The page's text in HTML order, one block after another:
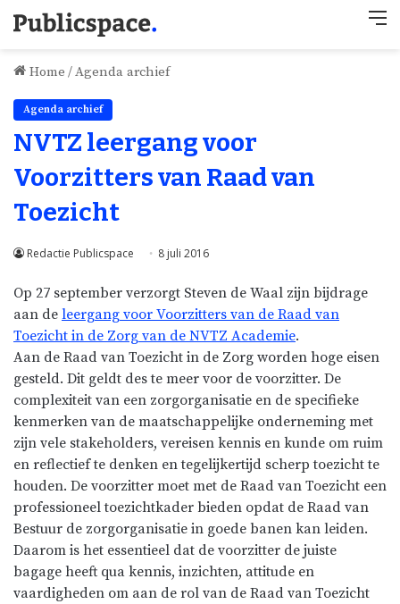
Home /Agenda archief
Agenda archief
NVTZ leergang voor
Voorzitters van Raad van
Toezicht
Redactie Publicspace 8 juli 2016
Op 27 september verzorgt Steven de Waal zijn bijdrage
aan de leergang voor Voorzitters van de Raad van
Toezicht in de Zorg van de NVTZ Academie.
Aan de Raad van Toezicht in de Zorg worden hoge eisen
gesteld. Dit geldt des te meer voor de voorzitter. De
complexiteit van een zorgorganisatie en de specifieke
kenmerken van de maatschappelijke onderneming met
zijn vele stakeholders, vereisen kennis en kunde om ruim
en reflectief te denken en tegelijkertijd scherp toezicht te
houden. De voorzitter moet met de Raad van Toezicht een
professioneel toezichtkader bieden opdat de Raad van
Bestuur de zorgorganisatie in goede banen kan leiden.
Daarom is het essentieel dat de voorzitter de juiste
bagage heeft qua kennis, inzichten, attitude en
vaardigheden om aan de rol van de Raad van Toezicht